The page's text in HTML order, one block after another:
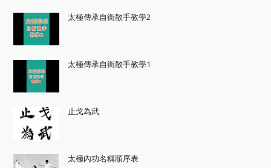
太極傳承自衛散手教學2
太極傳承自衛散手教學1
止戈為武
太極內功名稱順序表